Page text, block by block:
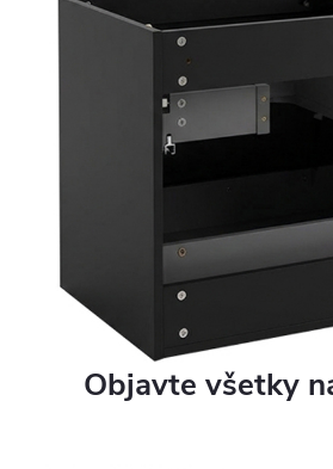
Objavte všetky